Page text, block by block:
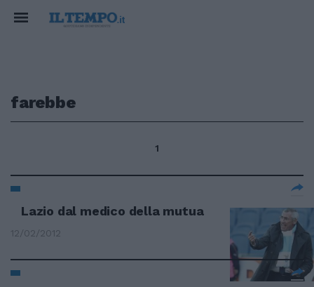
farebbe
1
Lazio dal medico della mutua
12/02/2012